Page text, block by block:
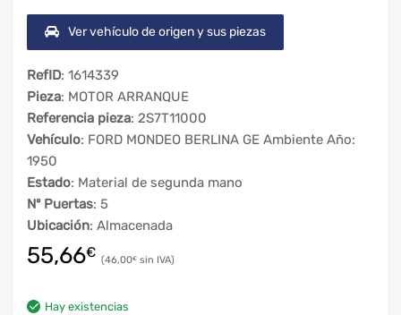
Ver vehículo de origen y sus piezas
RefID: 1614339
Pieza: MOTOR ARRANQUE
Referencia pieza: 2S7T11000
Vehículo: FORD MONDEO BERLINA GE Ambiente Año:
1950
Estado: Material de segunda mano
Nº Puertas: 5
Ubicación: Almacenada
55,66€ 46,00€
Hay existencias